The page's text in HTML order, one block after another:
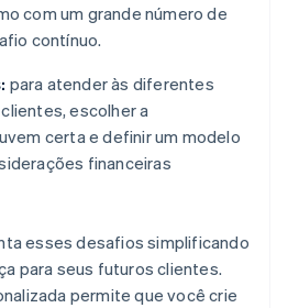
com um grande número de
contínuo.
para atender às diferentes
escolher a
certa e definir um modelo
financeiras
esses desafios simplificando
para seus futuros clientes.
permite que você crie